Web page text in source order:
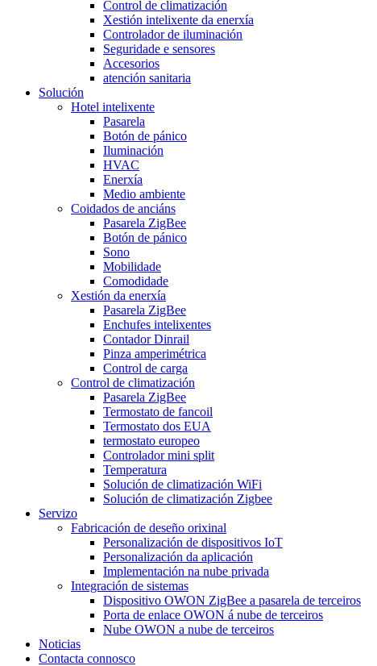
Control de climatización
Xestión intelixente da enerxía
Controlador de iluminación
Seguridade e sensores
Accesorios
atención sanitaria
Solución
Hotel intelixente
Pasarela
Botón de pánico
Iluminación
HVAC
Enerxía
Medio ambiente
Coidados de anciáns
Pasarela ZigBee
Botón de pánico
Sono
Mobilidade
Comodidade
Xestión da enerxía
Pasarela ZigBee
Enchufes intelixentes
Contador Dinrail
Pinza amperimétrica
Control de carga
Control de climatización
Pasarela ZigBee
Termostato de fancoil
Termostato dos EUA
termostato europeo
Controlador mini split
Temperatura
Solución de climatización WiFi
Solución de climatización Zigbee
Servizo
Fabricación de deseño orixinal
Personalización de dispositivos IoT
Personalización da aplicación
Implementación na nube privada
Integración de sistemas
Dispositivo OWON ZigBee a pasarela de terceiros
Porta de enlace OWON á nube de terceiros
Nube OWON a nube de terceiros
Noticias
Contacta connosco